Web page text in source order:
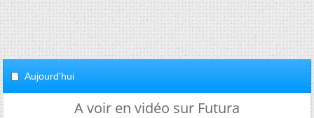
Aujourd'hui
A voir en vidéo sur Futura